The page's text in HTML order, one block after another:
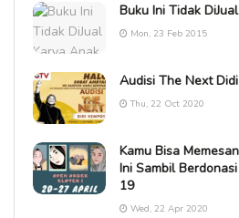
Buku Ini Tidak
Mon, 23 Feb 2015
Audisi The Next
Thu, 22 Oct 2020
Kamu Bisa
Ini Sambil
19
Wed, 22 Apr 2020